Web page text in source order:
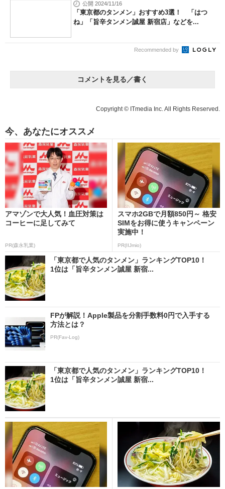
公開 2024/11/16
「東京都のタンメン」おすすめ3選！ 「はつ
ね」「旨辛タンメン誠屋 新宿店」などを...
Recommended by
コメントを見る／書く
Copyright © ITmedia Inc. All Rights Reserved.
今、あなたにオススメ
アマゾンで大人気！血圧対策は
コーヒーに足してみて
PR(森永乳業)
スマホ2GBで月額850円～ 格安
SIMをお得に使うキャンペーン
実施中！
PR(IIJmio)
「東京都で人気のタンメン」ランキングTOP10！
1位は「旨辛タンメン誠屋 新宿...
FPが解説！Apple製品を分割手数料0円で入手する
方法とは？
PR(Fav-Log)
「東京都で人気のタンメン」ランキングTOP10！
1位は「旨辛タンメン誠屋 新宿...